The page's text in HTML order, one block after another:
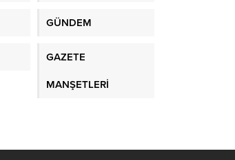
GÜNDEM
GAZETE
MANŞETLERİ